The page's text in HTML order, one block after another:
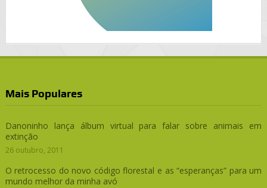
Mais Populares
Danoninho lança álbum virtual para falar sobre animais em
extinção
26 outubro, 2011
O retrocesso do novo código florestal e as “esperanças” para um
mundo melhor da minha avó